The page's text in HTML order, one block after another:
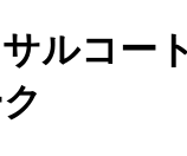
ルコー